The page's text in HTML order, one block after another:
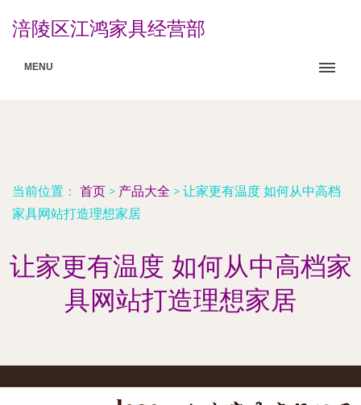
涪陵区江鸿家具经营部
MENU
当前位置： 首页 > 产品大全 > 让家更有温度 如何从中高档
家具网站打造理想家居
让家更有温度 如何从中高档家
具网站打造理想家居